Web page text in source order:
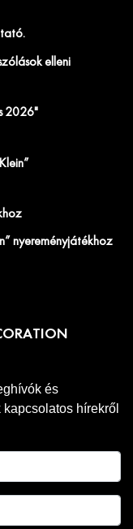
elleni
2026"
nyereményjátékhoz
és
hírekről